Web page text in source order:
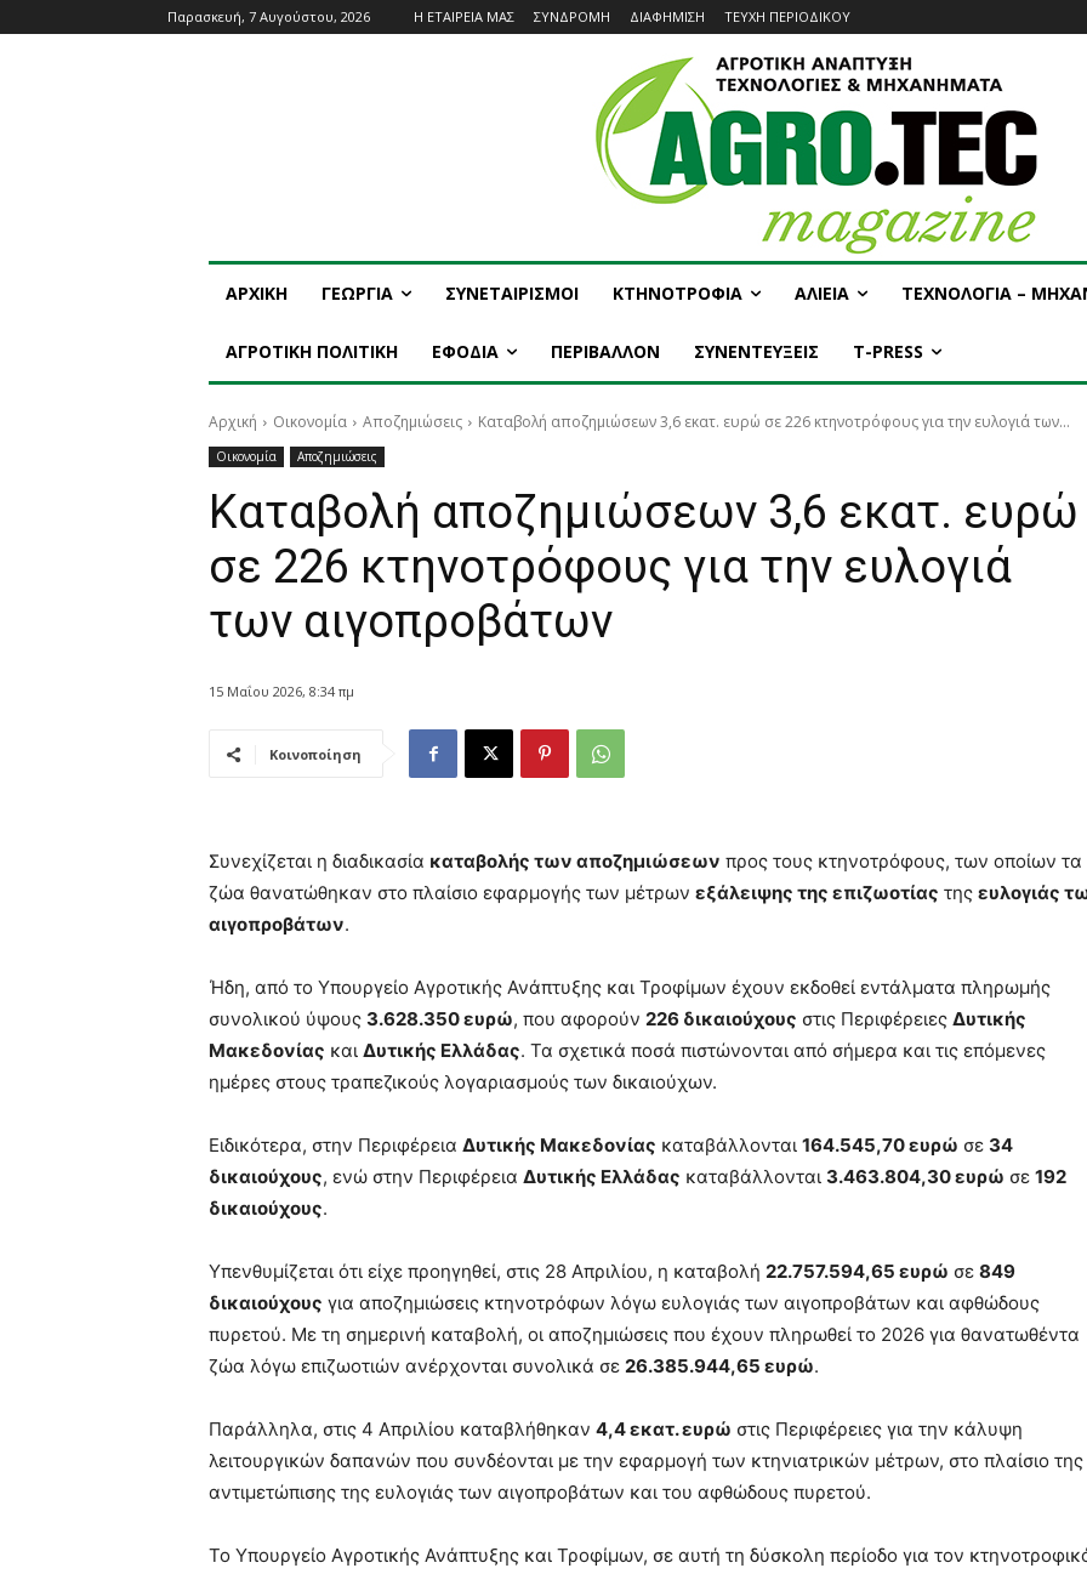
Παρασκευή, 7 Αυγούστου, 2026 Η ΕΤΑΙΡΕΙΑ ΜΑΣ ΣΥΝΔΡΟΜΗ ΔΙΑΦΗΜΙΣΗ ΤΕΥΧΗ ΠΕΡΙΟΔΙΚΟΥ
ΑΡΧΙΚΗ ΓΕΩΡΓΙΑ ΣΥΝΕΤΑΙΡΙΣΜΟΙ ΚΤΗΝΟΤΡΟΦΙΑ ΑΛΙΕΙΑ ΤΕΧΝΟΛΟΓΙΑ –
ΑΓΡΟΤΙΚΗ ΠΟΛΙΤΙΚΗ ΕΦΟΔΙΑ ΠΕΡΙΒΑΛΛΟΝ ΣΥΝΕΝΤΕΥΞΕΙΣ T-PRESS
Αρχική Οικονομία Αποζημιώσεις Καταβολή αποζημιώσεων 3,6 εκατ. ευρώ σε 226 κτηνοτρόφους για την ευλογιά των...
Οικονομία Αποζημιώσεις
Καταβολή αποζημιώσεων 3,6 εκατ. ευρώ
σε 226 κτηνοτρόφους για την ευλογιά
των αιγοπροβάτων
15 Μαΐου 2026, 8:34 πμ
Κοινοποίηση
Συνεχίζεται η διαδικασία καταβολής των αποζημιώσεων προς τους κτηνοτρόφους, των οποίων τα
ζώα θανατώθηκαν στο πλαίσιο εφαρμογής των μέτρων εξάλειψης της επιζωοτίας της ευλογιάς
αιγοπροβάτων.
Ήδη, από το Υπουργείο Αγροτικής Ανάπτυξης και Τροφίμων έχουν εκδοθεί εντάλματα πληρωμής
συνολικού ύψους 3.628.350 ευρώ, που αφορούν 226 δικαιούχους στις Περιφέρειες Δυτικής
Μακεδονίας και Δυτικής Ελλάδας. Τα σχετικά ποσά πιστώνονται από σήμερα και τις επόμενες
ημέρες στους τραπεζικούς λογαριασμούς των δικαιούχων.
Ειδικότερα, στην Περιφέρεια Δυτικής Μακεδονίας καταβάλλονται 164.545,70 ευρώ σε 34
δικαιούχους, ενώ στην Περιφέρεια Δυτικής Ελλάδας καταβάλλονται 3.463.804,30 ευρώ σε 192
δικαιούχους.
Υπενθυμίζεται ότι είχε προηγηθεί, στις 28 Απριλίου, η καταβολή 22.757.594,65 ευρώ σε 849
δικαιούχους για αποζημιώσεις κτηνοτρόφων λόγω ευλογιάς των αιγοπροβάτων και αφθώδους
πυρετού. Με τη σημερινή καταβολή, οι αποζημιώσεις που έχουν πληρωθεί το 2026 για θανατωθέντα
ζώα λόγω επιζωοτιών ανέρχονται συνολικά σε 26.385.944,65 ευρώ.
Παράλληλα, στις 4 Απριλίου καταβλήθηκαν 4,4 εκατ. ευρώ στις Περιφέρειες για την κάλυψη
λειτουργικών δαπανών που συνδέονται με την εφαρμογή των κτηνιατρικών μέτρων, στο πλαίσιο της
αντιμετώπισης της ευλογιάς των αιγοπροβάτων και του αφθώδους πυρετού.
Το Υπουργείο Αγροτικής Ανάπτυξης και Τροφίμων, σε αυτή τη δύσκολη περίοδο για τον